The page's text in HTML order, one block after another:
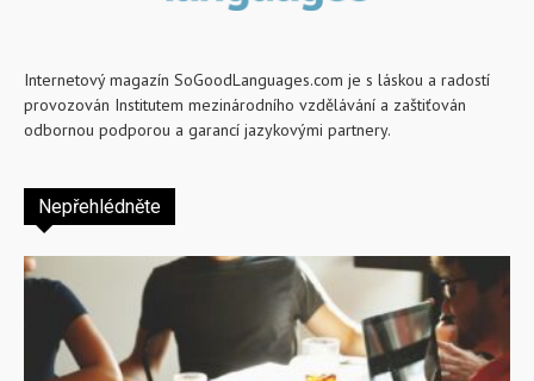
Internetový magazín SoGoodLanguages.com je s láskou a radostí
provozován Institutem mezinárodního vzdělávání a zaštiťován
odbornou podporou a garancí jazykovými partnery.
Nepřehlédněte